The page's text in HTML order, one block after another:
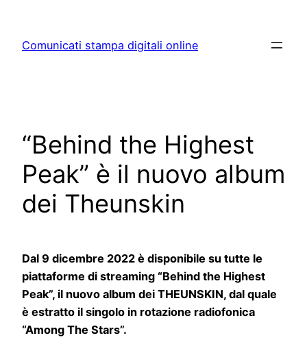
content
Comunicati stampa digitali online
“Behind the Highest
Peak” è il nuovo album
dei Theunskin
Dal 9 dicembre 2022 è disponibile su tutte le
piattaforme di streaming “Behind the Highest
Peak”, il nuovo album dei THEUNSKIN, dal quale
è estratto il singolo in rotazione radiofonica
“Among The Stars”.